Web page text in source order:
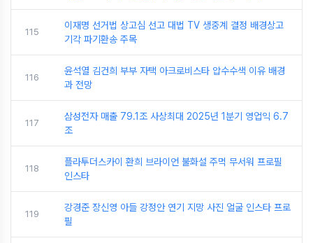
115
이재명 선거법 상고심 선고 대법 TV 생중계 결정 배경상고
기각 파기환송 주목
116
윤석열 김건희 부부 자택 아크로비스타 압수수색 이유 배경
과 전망
117
삼성전자 매출 79.1조 사상최대 2025년 1분기 영업익 6.7
조
118
플라투더스카이 환희 브라이언 불화설 주먹 무서워 프로필
인스타
119
강경준 장신영 아들 강정안 연기 지망 사진 얼굴 인스타 프로
필